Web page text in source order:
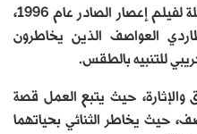
فيلم «Twisters» يعد تتمة مستقلة لفيلم إعصار الصادر عام 1996،
العواصف الذين يخاطرون
للتنبيه بالطقس.
والإثارة، حيث يتبع العمل قصة
حيث يخاطر الثنائي بحياتهما